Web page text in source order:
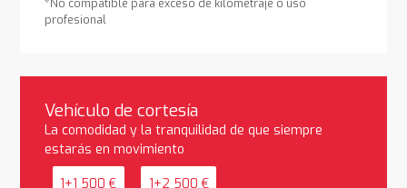
*No compatible para exceso de kilometraje o uso
profesional
Vehículo de cortesía
La comodidad y la tranquilidad de que siempre
estarás en movimiento
1+1 500 € 1+2 500 €